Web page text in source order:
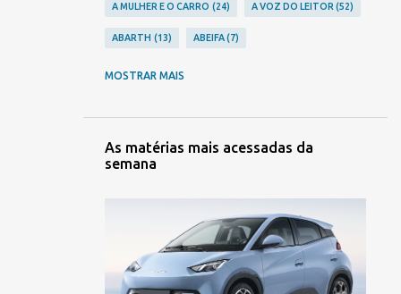
A MULHER E O CARRO 24 A VOZ DO LEITOR 52
ABARTH 13 ABEIFA 7
AGRISHOW 2023
ALPINE 9 ALTA RODA 306
AMERICAR 1 AMG 5 AMORITZ
ANFAVEA 7 ANIVERSÁRIOS
MOSTRAR MAIS
As matérias mais acessadas da
semana